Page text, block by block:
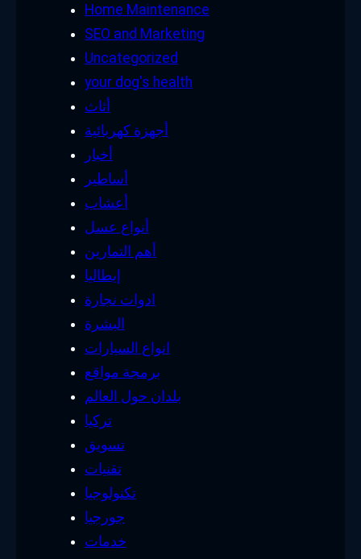
Home Maintenance
SEO and Marketing
Uncategorized
your dog's health
أثاث
أجهزة كهربائية
أخبار
أساطير
أعشاب
أنواع عسل
أهم التمارين
إيطاليا
ادوات نجارة
البشرة
انواع السيارات
برمجة مواقع
بلدان حول العالم
تركيا
تسويق
تقنيات
تكنولوجيا
جورجيا
خدمات